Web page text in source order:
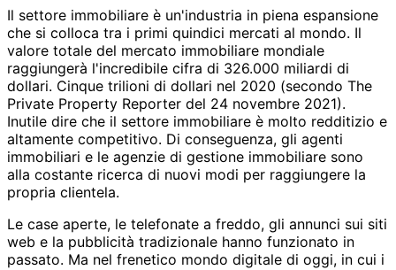
Il settore immobiliare è un'industria in piena espansione
che si colloca tra i primi quindici mercati al mondo. Il
valore totale del mercato immobiliare mondiale
raggiungerà l'incredibile cifra di 326.000 miliardi di
dollari. Cinque trilioni di dollari nel 2020 (secondo The
Private Property Reporter del 24 novembre 2021).
Inutile dire che il settore immobiliare è molto redditizio e
altamente competitivo. Di conseguenza, gli agenti
immobiliari e le agenzie di gestione immobiliare sono
alla costante ricerca di nuovi modi per raggiungere la
propria clientela.
Le case aperte, le telefonate a freddo, gli annunci sui siti
web e la pubblicità tradizionale hanno funzionato in
passato. Ma nel frenetico mondo digitale di oggi, in cui i